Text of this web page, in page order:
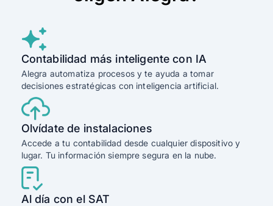
Contabilidad más inteligente con IA
Alegra automatiza procesos y te ayuda a tomar
decisiones estratégicas con inteligencia artificial.
Olvídate de instalaciones
Accede a tu contabilidad desde cualquier dispositivo y
lugar. Tu información siempre segura en la nube.
Al día con el SAT